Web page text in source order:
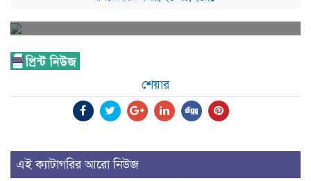
শেয়ার
এই ক্যাটাগরির আরো নিউজ